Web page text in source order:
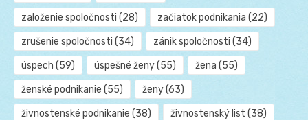
založenie spoločnosti (28) začiatok podnikania (22)
zrušenie spoločnosti (34) zánik spoločnosti (34)
úspech (59) úspešné ženy(55) žena (55)
ženské podnikanie (55) ženy(63)
živnostenské podnikanie (38) živnostenský list (38)